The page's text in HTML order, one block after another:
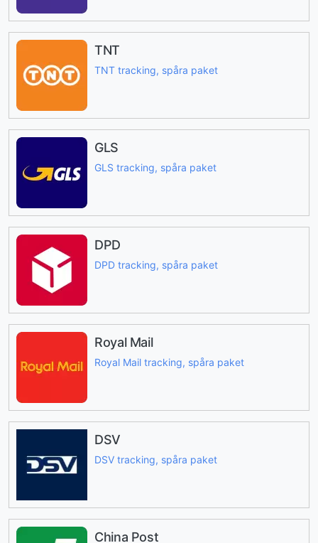
TNT
TNT tracking, spåra paket
GLS
GLS tracking, spåra paket
DPD
DPD tracking, spåra paket
Royal Mail
Royal Mail tracking, spåra paket
DSV
DSV tracking, spåra paket
China Post